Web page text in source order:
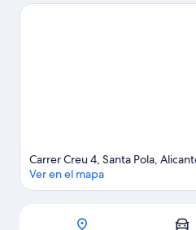
consultar el calendario de Estadio
Carrer Creu 4, Santa Pola,
Ver en el mapa